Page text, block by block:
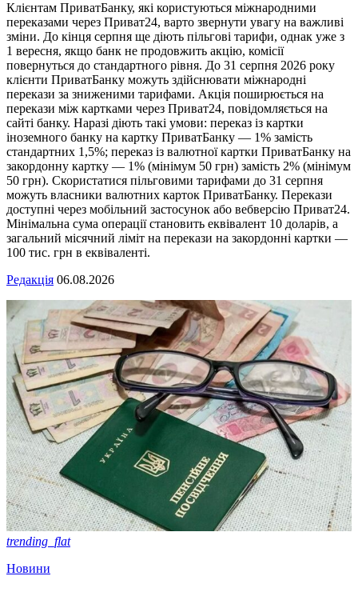
Клієнтам ПриватБанку, які користуються міжнародними
переказами через Приват24, варто звернути увагу на важливі
зміни. До кінця серпня ще діють пільгові тарифи, однак уже з
1 вересня, якщо банк не продовжить акцію, комісії
повернуться до стандартного рівня. До 31 серпня 2026 року
клієнти ПриватБанку можуть здійснювати міжнародні
перекази за зниженими тарифами. Акція поширюється на
перекази між картками через Приват24, повідомляється на
сайті банку. Наразі діють такі умови: переказ із картки
іноземного банку на картку ПриватБанку — 1% замість
стандартних 1,5%; переказ із валютної картки ПриватБанку на
закордонну картку — 1% (мінімум 50 грн) замість 2% (мінімум
50 грн). Скористатися пільговими тарифами до 31 серпня
можуть власники валютних карток ПриватБанку. Перекази
доступні через мобільний застосунок або вебверсію Приват24.
Мінімальна сума операції становить еквівалент 10 доларів, а
загальний місячний ліміт на перекази на закордонні картки —
100 тис. грн в еквіваленті.
Редакція 06.08.2026
trending_flat
Новини